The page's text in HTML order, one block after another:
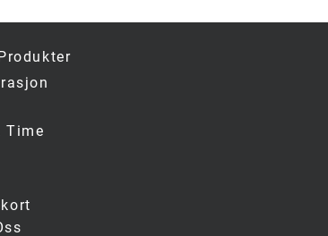
Time